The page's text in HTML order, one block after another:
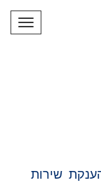
שירות